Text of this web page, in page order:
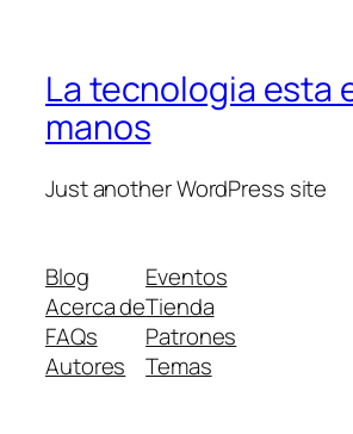
La tecnologia esta
manos
Just another WordPress site
Blog
Acerca de
FAQs
Autores
Eventos
Tienda
Patrones
Temas